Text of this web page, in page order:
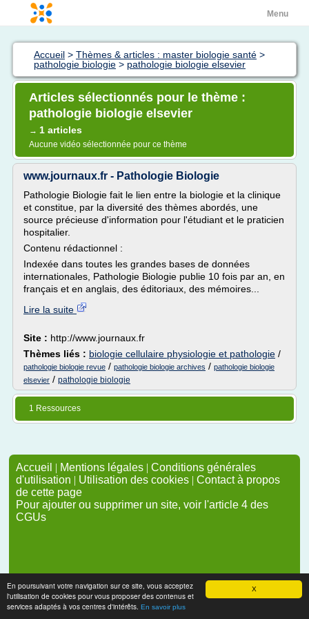
X
En poursuivant votre navigation sur ce site, vous acceptez
l'utilisation de cookies pour vous proposer des contenus et
services adaptés à vos centres d'intérêts. En savoir plus
Menu
Accueil > Thèmes & articles : master biologie santé >
pathologie biologie > pathologie biologie elsevier
Articles sélectionnés pour le thème :
pathologie biologie elsevier
→ 1 articles
Aucune vidéo sélectionnée pour ce thème
www.journaux.fr - Pathologie Biologie
Pathologie Biologie fait le lien entre la biologie et la clinique
et constitue, par la diversité des thèmes abordés, une
source précieuse d'information pour l'étudiant et le praticien
hospitalier.
Contenu rédactionnel :
Indexée dans toutes les grandes bases de données
internationales, Pathologie Biologie publie 10 fois par an, en
français et en anglais, des éditoriaux, des mémoires...
Lire la suite
Site : http://www.journaux.fr
Thèmes liés : biologie cellulaire physiologie et pathologie /
pathologie biologie revue / pathologie biologie archives / pathologie biologie
elsevier / pathologie biologie
1 Ressources
Accueil | Mentions légales | Conditions générales
d'utilisation | Utilisation des cookies | Contact à propos
de cette page
Pour ajouter ou supprimer un site, voir l'article 4 des
CGUs